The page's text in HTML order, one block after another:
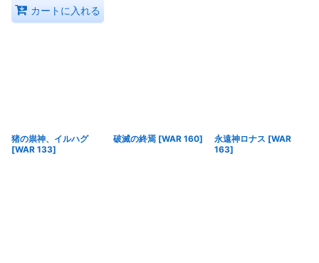
カートに入れる
猪の祟神、イルハグ
[WAR 133]
破滅の終焉 [WAR 160] 永遠神ロナス [WAR
163]